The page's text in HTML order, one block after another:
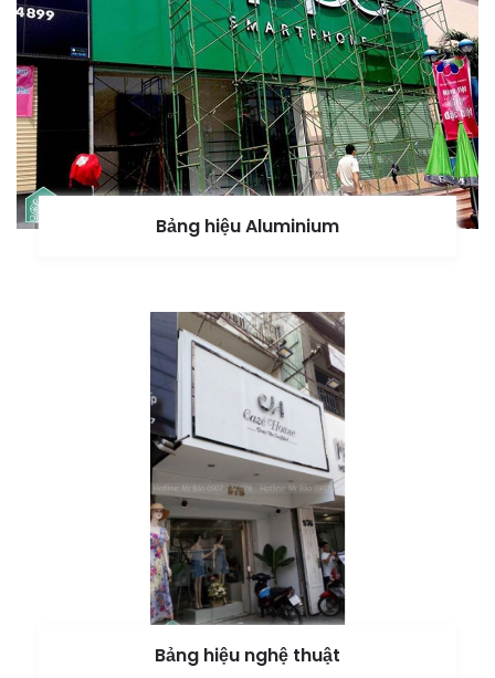
Bảng hiệu Aluminium
Bảng hiệu nghệ thuật